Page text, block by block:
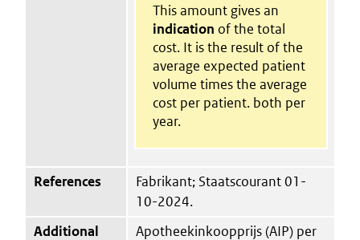
This amount gives an
indication of the total
cost. It is the result of the
average expected patient
volume times the average
cost per patient. both per
year.
References
Fabrikant; Staatscourant 01-
10-2024.
Additional
Apotheekinkoopprijs (AIP) per